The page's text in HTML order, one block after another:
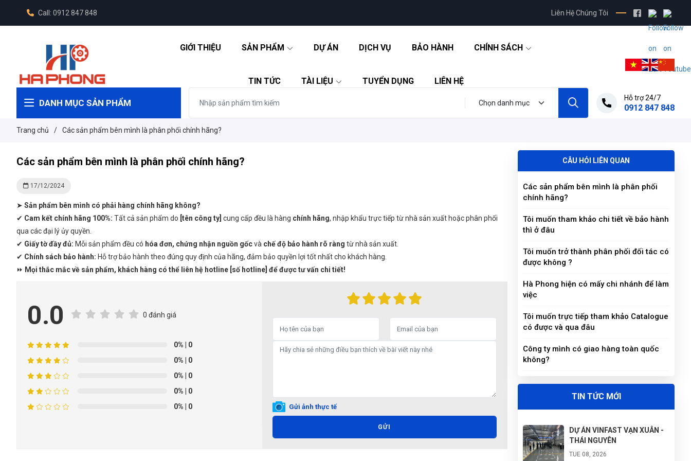
Call: 0912 847 848 Liên Hệ Chúng Tôi
GIỚI THIỆU SẢN PHẨM DỰ ÁN DỊCH VỤ BẢO HÀNH CHÍNH SÁCH
TIN TỨC TÀI LIỆU TUYỂN DỤNG LIÊN HỆ
DANH MỤC SẢN PHẨM
Hỗ trợ 24/7
0912 847 848
Trang chủ / Các sản phẩm bên mình là phân phối chính hãng?
Các sản phẩm bên mình là phân phối chính hãng?
17/12/2024
➤ Sản phẩm bên mình có phải hàng chính hãng không?
✔ Cam kết chính hãng 100%: Tất cả sản phẩm do [tên công ty] cung cấp đều là hàng chính hãng, nhập khẩu trực tiếp từ nhà sản xuất hoặc phân phối
qua các đại lý ủy quyền.
✔ Giấy tờ đầy đủ: Mỗi sản phẩm đều có hóa đơn, chứng nhận nguồn gốcvà chế độ bảo hành rõ ràng từ nhà sản xuất.
✔ Chính sách bảo hành: Hỗ trợ bảo hành theo đúng quy định của hãng, đảm bảo quyền lợi tốt nhất cho khách hàng.
⏩ Mọi thắc mắc về sản phẩm, khách hàng có thể liên hệ hotline [số hotline] để được tư vấn chi tiết!
0.0 0 đánh giá
0% | 0
0% | 0
0% | 0
0% | 0
0% | 0 Gửi ảnh thực tế
GỬI
CÂU HỎI LIÊN QUAN
Các sản phẩm bên mình là phân phối
chính hãng?
Tôi muốn tham khảo chi tiết về bảo hành
thì ở đâu
Tôi muốn trở thành phân phối đối tác có
được không ?
Hà Phong hiện có mấy chi nhánh để làm
việc
Tôi muốn trực tiếp tham khảo Catalogue
có được và qua đâu
Công ty mình có giao hàng toàn quốc
không?
TIN TỨC MỚI
DỰ ÁN VINFAST VẠN XUÂN -
THÁI NGUYÊN
TUE 08, 2026